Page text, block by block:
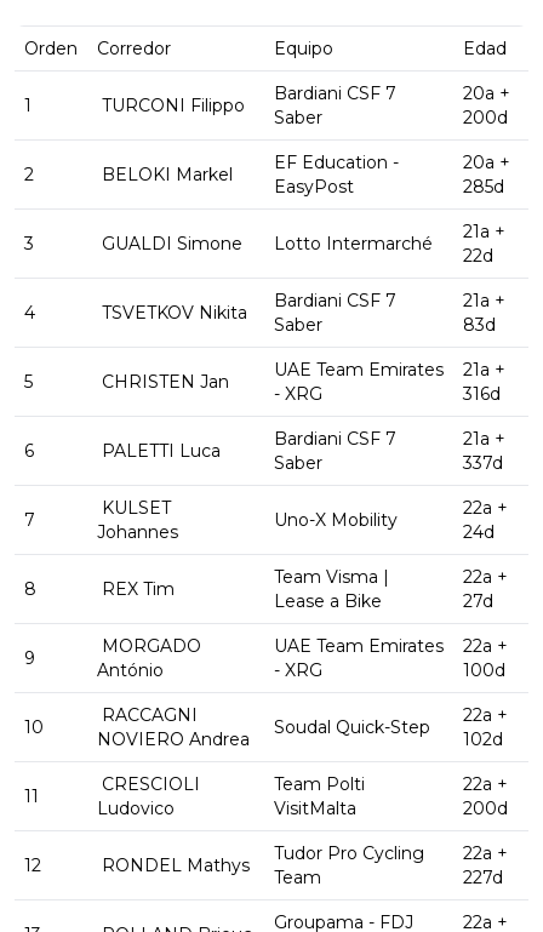
Orden Corredor Equipo Edad
1 TURCONI Filippo
Bardiani CSF 7
Saber
20a +
200d
2 BELOKI Markel
EF Education -
EasyPost
20a +
285d
3 GUALDI Simone Lotto Intermarché
21a +
22d
4 TSVETKOV Nikita
Bardiani CSF 7
Saber
21a +
83d
5 CHRISTEN Jan
UAE Team Emirates
- XRG
21a +
316d
6 PALETTI Luca
Bardiani CSF 7
Saber
21a +
337d
7
KULSET
Johannes
Uno-X Mobility
22a +
24d
8 REX Tim
Team Visma |
Lease a Bike
22a +
27d
9
MORGADO
António
UAE Team Emirates
- XRG
22a +
100d
10
RACCAGNI
NOVIERO Andrea
Soudal Quick-Step
22a +
102d
11
CRESCIOLI
Ludovico
Team Polti
VisitMalta
22a +
200d
12 RONDEL Mathys
Tudor Pro Cycling
Team
22a +
227d
Groupama - FDJ
22a +